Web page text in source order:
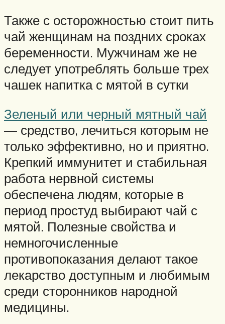
Также с осторожностью стоит пить
чай женщинам на поздних сроках
беременности. Мужчинам же не
следует употреблять больше трех
чашек напитка с мятой в сутки
Зеленый или черный мятный чай
— средство, лечиться которым не
только эффективно, но и приятно.
Крепкий иммунитет и стабильная
работа нервной системы
обеспечена людям, которые в
период простуд выбирают чай с
мятой. Полезные свойства и
немногочисленные
противопоказания делают такое
лекарство доступным и любимым
среди сторонников народной
медицины.